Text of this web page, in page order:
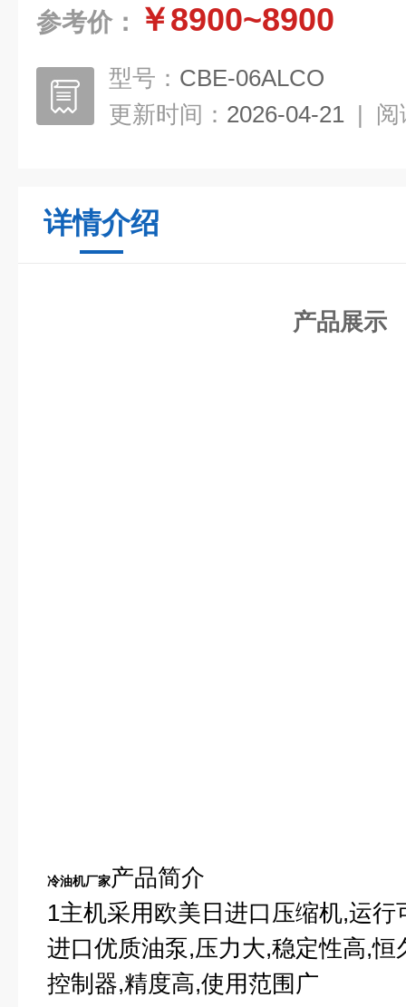
参考价： ￥8900~8900
型号： CBE-06ALCO
更新时间： 2026-04-21 | 阅
详情介绍
产品展示
冷油机厂家产品简介
1主机采用欧美日进口压缩机,运
进口优质油泵,压力大,稳定性高,
控制器,精度高,使用范围广